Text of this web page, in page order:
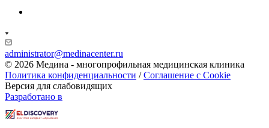
administrator@medinacenter.ru
© 2026 Медина - многопрофильная медицинская клиника
Политика конфиденциальности /Соглашение с Cookie
Версия для слабовидящих
Разработано в